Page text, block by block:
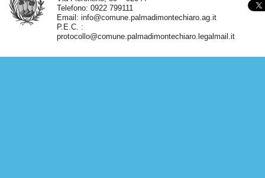
Telefono: 0922 799111
Email: info@comune.palmadimontechiaro.ag.it
P.E.C. :
protocollo@comune.palmadimontechiaro.legalmail.it